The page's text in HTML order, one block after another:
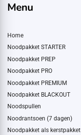
Menu
Home
Noodpakket STARTER
Noodpakket PREP
Noodpakket PRO
Noodpakket PREMIUM
Noodpakket BLACKOUT
Noodspullen
Noodrantsoen (7 dagen)
Noodpakket als kerstpakket